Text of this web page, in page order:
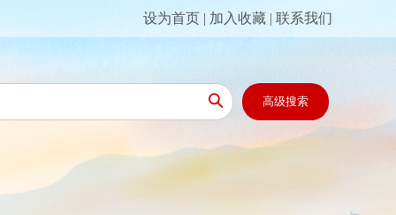
设为首页 | 加入收藏 | 联系我们
 高级搜索